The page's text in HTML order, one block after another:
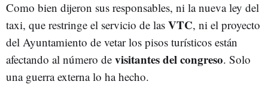
Como bien dijeron sus responsables, ni la nueva ley del
taxi, que restringe el servicio de las VTC, ni el proyecto
del Ayuntamiento de vetar los pisos turísticos están
afectando al número de visitantes del congreso. Solo
una guerra externa lo ha hecho.